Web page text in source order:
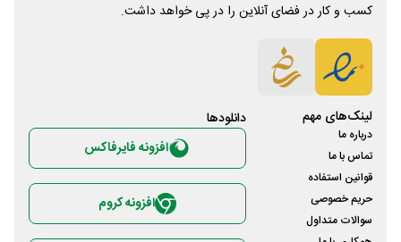
کسب و کار در فضای آنلاین را در پی خواهد داشت.
لینک‌های مهم
درباره ما
تماس با ما
قوانین استفاده
حریم خصوصی
سوالات متداول
دانلود‌ها
افزونه فایرفاکس
افزونه کروم